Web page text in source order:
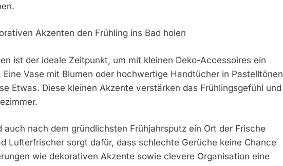
Akzenten den Frühling ins Bad holen
ist der ideale Zeitpunkt, um mit kleinen Deko-Accessoires ein
Vase mit Blumen oder hochwertige Handtücher in Pastelltönen
Etwas. Diese kleinen Akzente verstärken das Frühlingsgefühl und
auch nach dem gründlichsten Frühjahrsputz ein Ort der Frische
Lufterfrischer sorgt dafür, dass schlechte Gerüche keine Chance
wie dekorativen Akzente sowie clevere Organisation eine